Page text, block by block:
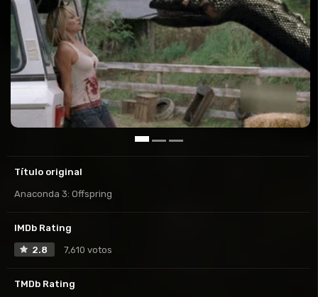
Título original
Anaconda 3: Offspring
IMDb Rating
2.8 7,610 votos
TMDb Rating